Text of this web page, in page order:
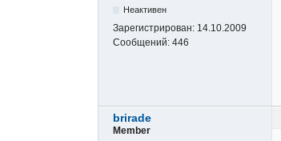
Неактивен
Зарегистрирован: 14.10.2009
Сообщений: 446
brirade
Member